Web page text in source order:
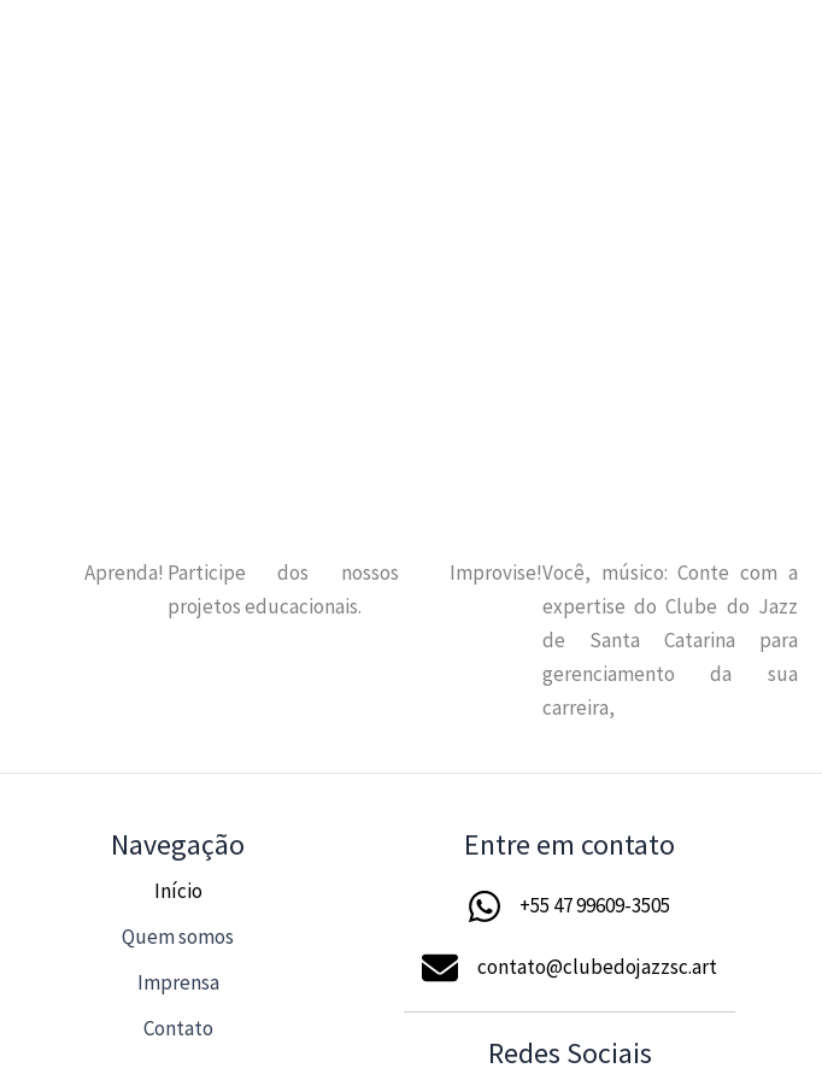
Aprenda! Participe dos nossos
projetos educacionais.
Improvise!Você, músico: Conte com a
expertise do Clube do Jazz
de Santa Catarina para
gerenciamento da sua
carreira,
Navegação
Início
Quem somos
Imprensa
Contato
Entre em contato
+55 47 99609-3505
contato@clubedojazzsc.art
Redes Sociais